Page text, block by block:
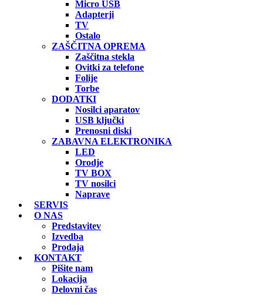
Micro USB
Adapterji
TV
Ostalo
ZAŠČITNA OPREMA
Zaščitna stekla
Ovitki za telefone
Folije
Torbe
DODATKI
Nosilci aparatov
USB ključki
Prenosni diski
ZABAVNA ELEKTRONIKA
LED
Orodje
TV BOX
TV nosilci
Naprave
SERVIS
O NAS
Predstavitev
Izvedba
Prodaja
KONTAKT
Pišite nam
Lokacija
Delovni čas